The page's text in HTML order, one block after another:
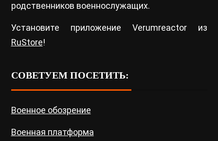
родственников военнослужащих.
Установите приложение Verumreactor из
RuStore!
СОВЕТУЕМ ПОСЕТИТЬ:
Военное обозрение
Военная платформа